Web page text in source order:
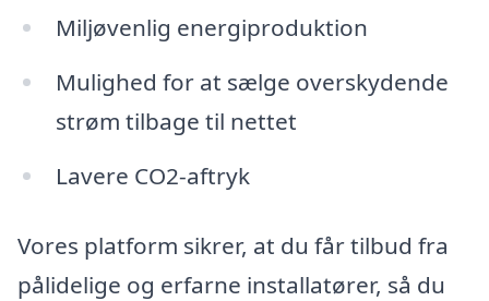
Miljøvenlig energiproduktion
Mulighed for at sælge overskydende
strøm tilbage til nettet
Lavere CO2-aftryk
Vores platform sikrer, at du får tilbud fra
pålidelige og erfarne installatører, så du